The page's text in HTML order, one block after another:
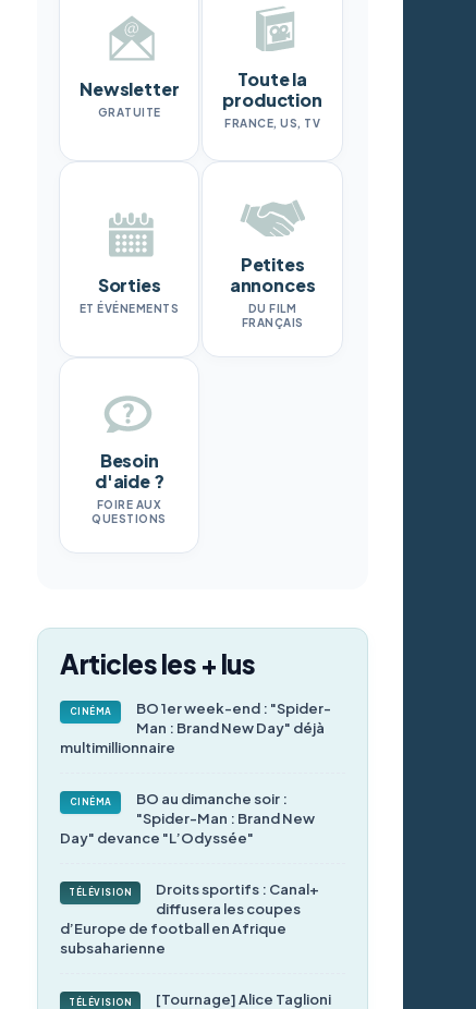
Newsletter
GRATUITE
Toute la
production
FRANCE, US, TV
Sorties
ET ÉVÉNEMENTS
Petites
annonces
DU FILM
FRANÇAIS
Besoin
d'aide ?
FOIRE AUX
QUESTIONS
Articles les + lus
CINÉMA
BO 1er week-end : "Spider-
Man : Brand New Day" déjà
multimillionnaire
CINÉMA
BO au dimanche soir :
"Spider-Man : Brand New
Day" devance "L’Odyssée"
TÉLÉVISION
Droits sportifs : Canal+
diffusera les coupes
d’Europe de football en Afrique
subsaharienne
TÉLÉVISION
[Tournage] Alice Taglioni